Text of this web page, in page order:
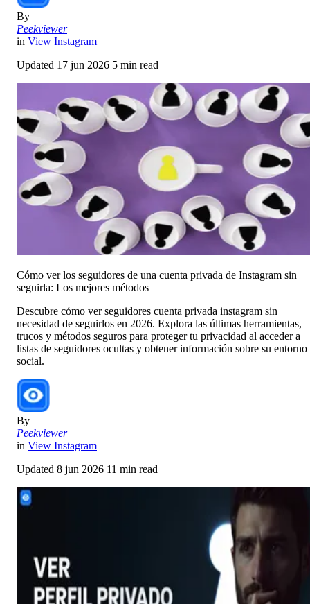
By
Peekviewer
in View Instagram
Updated 17 jun 2026 5 min read
Cómo ver los seguidores de una cuenta privada de Instagram sin
seguirla: Los mejores métodos
Descubre cómo ver seguidores cuenta privada instagram sin
necesidad de seguirlos en 2026. Explora las últimas herramientas,
trucos y métodos seguros para proteger tu privacidad al acceder a
listas de seguidores ocultas y obtener información sobre su entorno
social.
By
Peekviewer
in View Instagram
Updated 8 jun 2026 11 min read